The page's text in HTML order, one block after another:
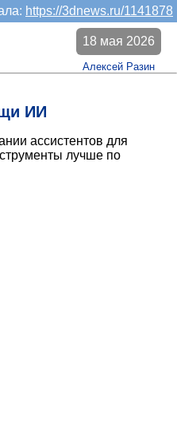
https://3dnews.ru/1141878
ИИ
18 мая 2026
Алексей Разин
ассистентов для
лучше по